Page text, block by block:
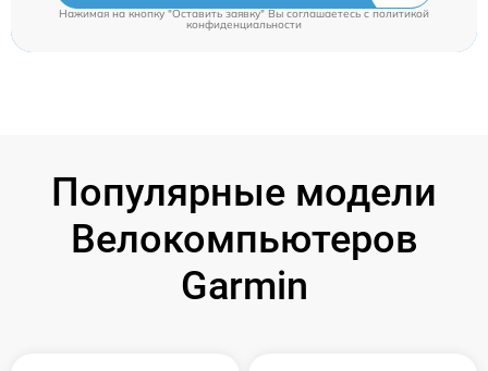
Нажимая на кнопку "Оставить заявку" Вы соглашаетесь cполитикой
конфиденциальности
Популярные модели
Велокомпьютеров
Garmin